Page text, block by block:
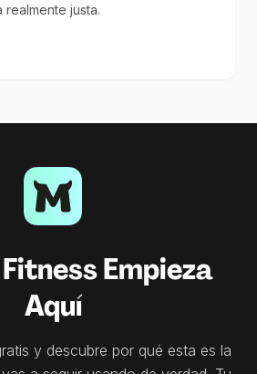
justa.
Empieza
Aquí
y descubre por qué esta es la